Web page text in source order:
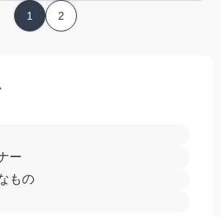
1 2
ー
もの